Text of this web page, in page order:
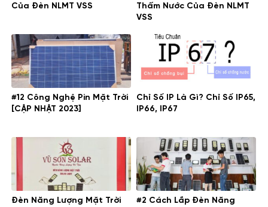
Của Đèn NLMT VSS
Thấm Nước Của Đèn NLMT
VSS
#12 Công Nghệ Pin Mặt Trời
[CẬP NHẬT 2023]
Chỉ Số IP Là Gì? Chỉ Số IP65,
IP66, IP67
Đèn Năng Lượng Mặt Trời
#2 Cách Lắp Đèn Năng